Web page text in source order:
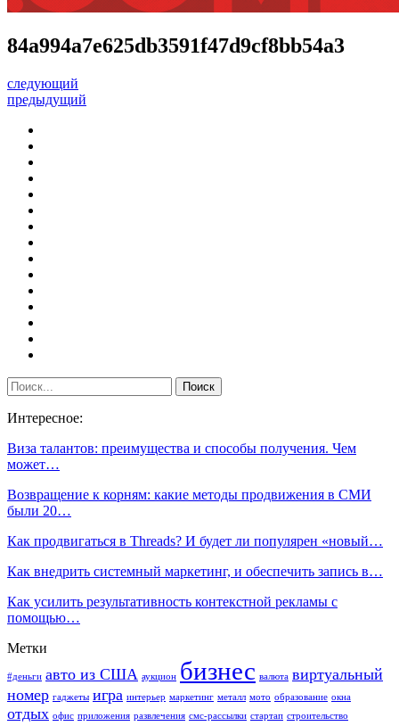
84a994a7e625db3591f47d9cf8bb54a3
следующий
предыдущий
Интересное:
Виза талантов: преимущества и способы получения. Чем
может…
Возвращение к корням: какие методы продвижения в СМИ
были 20…
Как продвигаться в Threads? И будет ли популярен «новый…
Как внедрить системный маркетинг, и обеспечить запись в…
Как усилить результативность контекстной рекламы с
помощью…
Метки
#деньги авто из США аукцион бизнес валюта виртуальный
номер гаджеты игра интерьер маркетинг металл мото образование окна
отдых офис приложения развлечения смс-рассылки стартап строительство